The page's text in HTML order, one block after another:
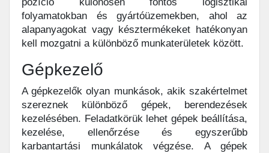
folyamatokban és gyártóüzemekben, ahol az
alapanyagokat vagy késztermékeket hatékonyan
kell mozgatni a különböző munkaterületek között.
Gépkezelő
A gépkezelők olyan munkások, akik szakértelmet
szereznek különböző gépek, berendezések
kezelésében. Feladatkörük lehet gépek beállítása,
kezelése, ellenőrzése és egyszerűbb
karbantartási munkálatok végzése. A gépek